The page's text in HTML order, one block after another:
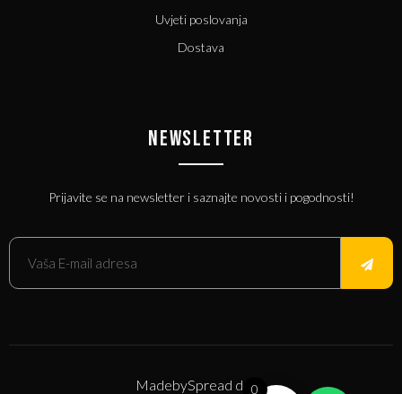
Uvjeti poslovanja
Dostava
NEWSLETTER
Prijavite se na newsletter i saznajte novosti i pogodnosti!
MadebySpread d.o.o.
0